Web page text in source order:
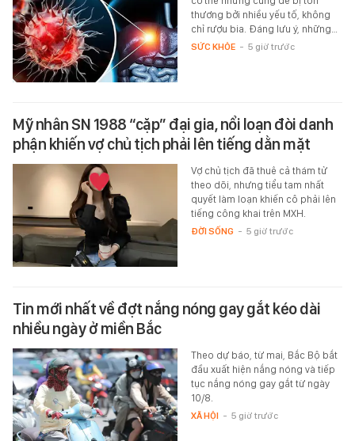
thương bởi nhiều yếu tố, không
chỉ rượu bia. Đáng lưu ý, những…
SỨC KHỎE - 5 giờ trước
Mỹ nhân SN 1988 “cặp” đại gia, nổi loạn đòi danh
phận khiến vợ chủ tịch phải lên tiếng dằn mặt
Vợ chủ tịch đã thuê cả thám tử
theo dõi, nhưng tiểu tam nhất
quyết làm loạn khiến cô phải lên
tiếng công khai trên MXH.
ĐỜI SỐNG - 5 giờ trước
Tin mới nhất về đợt nắng nóng gay gắt kéo dài
nhiều ngày ở miền Bắc
Theo dự báo, từ mai, Bắc Bộ bắt
đầu xuất hiện nắng nóng và tiếp
tục nắng nóng gay gắt từ ngày
10/8.
XÃ HỘI - 5 giờ trước